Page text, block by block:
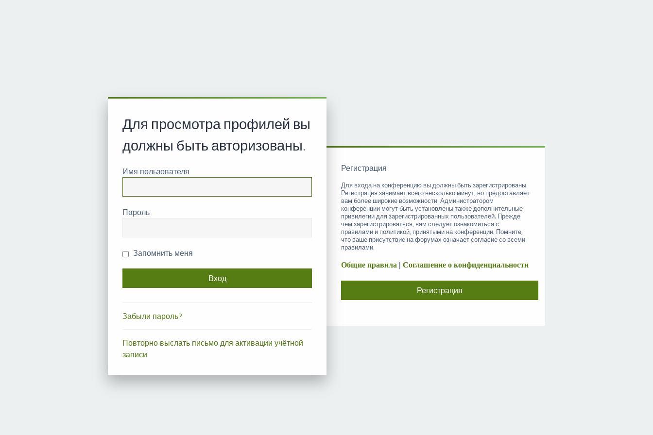
Для просмотра профилей вы
должны быть авторизованы.
Имя пользователя
Пароль
Запомнить меня
Забыли пароль?
Повторно выслать письмо для активации учётной
записи
Регистрация
Для входа на конференцию вы должны быть зарегистрированы.
Регистрация занимает всего несколько минут, но предоставляет
вам более широкие возможности. Администратором
конференции могут быть установлены также дополнительные
привилегии для зарегистрированных пользователей. Прежде
чем зарегистрироваться, вам следует ознакомиться с
правилами и политикой, принятыми на конференции. Помните,
что ваше присутствие на форумах означает согласие со всеми
правилами.
Общие правила | Соглашение о конфиденциальности
Регистрация